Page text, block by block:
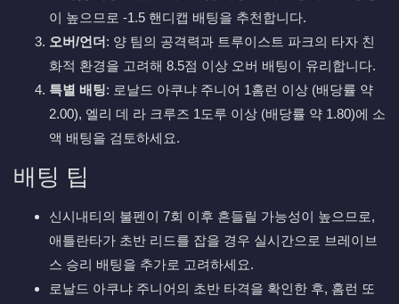
이 높으므로 -1.5 핸디캡 배팅을 추천합니다.
오버/언더: 양 팀의 공격력과 트루이스트 파크의 타자 친
화적 환경을 고려해 8.5점 이상 오버 배팅이 유리합니다.
특별 배팅: 로날드 아쿠냐 주니어 1홈런 이상 (배당률 약
2.00), 엘리 데 라 크루즈 1도루 이상 (배당률 약 1.80)에 소
액 배팅을 검토하세요.
배팅 팁
신시내티의 불펜이 7회 이후 흔들릴 가능성이 높으므로,
애틀란타가 초반 리드를 잡을 경우 실시간으로 브레이브
스 승리 배팅을 추가로 고려하세요.
로날드 아쿠냐 주니어의 초반 타격을 확인한 후, 홈런 또